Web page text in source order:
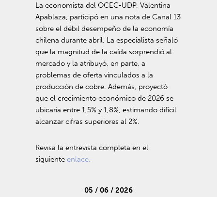
La economista del OCEC-UDP, Valentina
Apablaza, participó en una nota de Canal 13
sobre el débil desempeño de la economía
chilena durante abril. La especialista señaló
que la magnitud de la caída sorprendió al
mercado y la atribuyó, en parte, a
problemas de oferta vinculados a la
producción de cobre. Además, proyectó
que el crecimiento económico de 2026 se
ubicaría entre 1,5% y 1,8%, estimando difícil
alcanzar cifras superiores al 2%.
Revisa la entrevista completa en el
siguienteenlace.
05 / 06 / 2026